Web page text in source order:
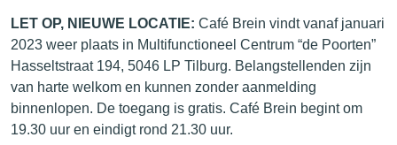
LET OP, NIEUWE LOCATIE: Café Brein vindt vanaf januari
2023 weer plaats in Multifunctioneel Centrum “de Poorten”
Hasseltstraat 194, 5046 LP Tilburg. Belangstellenden zijn
van harte welkom en kunnen zonder aanmelding
binnenlopen. De toegang is gratis. Café Brein begint om
19.30 uur en eindigt rond 21.30 uur.